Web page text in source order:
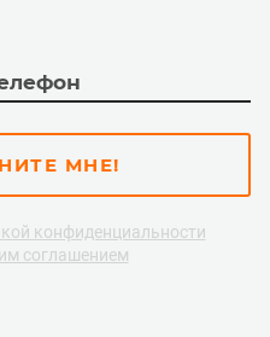
МНЕ!
конфиденциальности
соглашением